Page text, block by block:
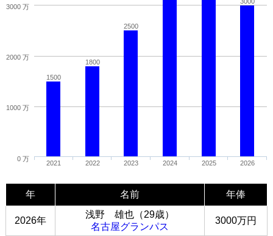
1500
1800
2500
2021 2022 2023 2024 2025 2026
0 万
1000 万
2000 万
3000 万
年 名前 年俸
2026年
浅野 雄也（29歳）
名古屋グランパス
3000万円